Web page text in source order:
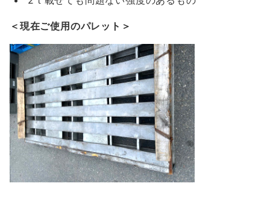
＜現在ご使用のパレット＞